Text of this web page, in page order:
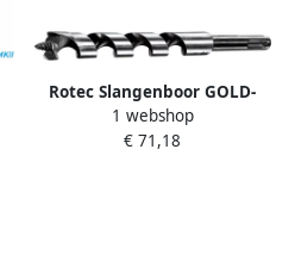
Rotec Slangenboor GOLD-
LINE SDS-plus ø22x330 400
2432205
1 webshop
€ 71,18